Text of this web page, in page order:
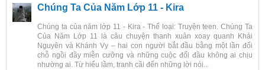
Chúng Ta Của Năm Lớp 11 - Kira
Chúng ta của năm lớp 11 - Kira - Thể loại: Truyện teen. Chúng Ta
Của Năm Lớp 11 là câu chuyện thanh xuân xoay quanh Khải
Nguyên và Khánh Vy – hai con người bắt đầu bằng một lần đổi
chỗ ngồi đầy miễn cưỡng và những cuộc đối đầu không ai chịu
nhường ai. Từ hiểu lầm, tranh cãi đến những lời nói...